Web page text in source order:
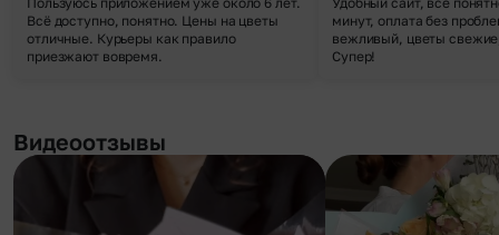
Всё доступно, понятно. Цены на цветы
отличные. Курьеры как правило
приезжают вовремя.
минут, оплата без
вежливый, цветы
Супер!
Видеоотзывы